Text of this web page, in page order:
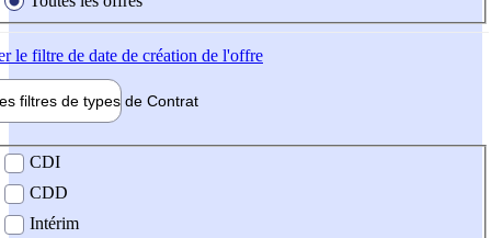
le filtre de date de création de l'offre
filtres de types de Contrat
contrat
CDI
CDD
Intérim